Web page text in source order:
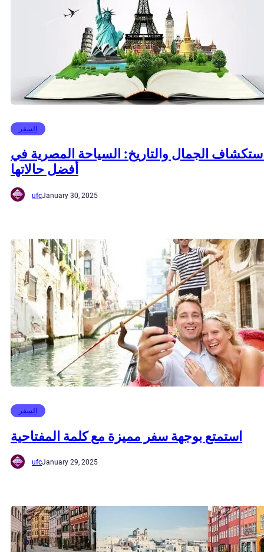
السفر
الجمال والتاريخ: السياحة المصرية في
أفضل حالاتها
ufcJanuary 30, 2025
السفر
استمتع بوجهة سفر مميزة مع كلمة المفتاحية
ufcJanuary 29, 2025